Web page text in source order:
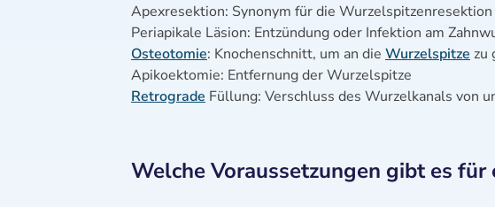
Apexresektion: Synonym für die Wurzelspitzenresektion
Periapikale Läsion: Entzündung oder Infektion am
Osteotomie: Knochenschnitt, um an die Wurzelspitze zu
Apikoektomie: Entfernung der Wurzelspitze
Retrograde Füllung: Verschluss des Wurzelkanals von
Welche Voraussetzungen gibt es